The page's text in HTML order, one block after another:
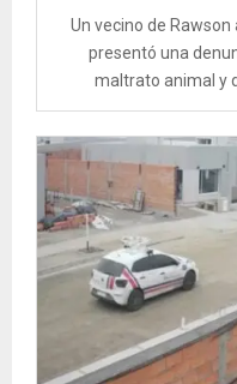
Un vecino de
presentó una
maltrato animal y